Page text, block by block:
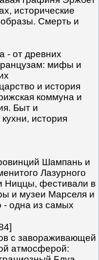
исторические
Смерть и
- от древних
мифы и
и история
коммуна и
Быт и
история
Шампань и
Лазурного
Ниццы, фестивали в
и музеи Марселя и
- одна из самых
с завораживающей
атмосферой: